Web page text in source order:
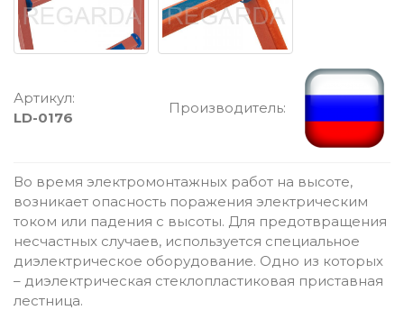
Артикул:
LD-0176
Производитель:
Во время электромонтажных работ на высоте,
возникает опасность поражения электрическим
током или падения с высоты. Для предотвращения
несчастных случаев, используется специальное
диэлектрическое оборудование. Одно из которых
– диэлектрическая стеклопластиковая приставная
лестница.